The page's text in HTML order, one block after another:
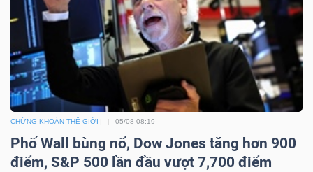
CHỨNG KHOÁN THẾ GIỚI 05/08 08:19
Phố Wall bùng nổ, Dow Jones tăng hơn 900
điểm, S&P 500 lần đầu vượt 7,700 điểm
Truyền
thông
chính